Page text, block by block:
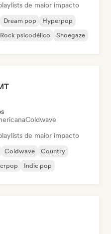
de maior impacto
Dream pop
Hyperpop
Rock psicodélico Shoegaze
Coldwave
de maior impacto
Coldwave
Country
Indie pop